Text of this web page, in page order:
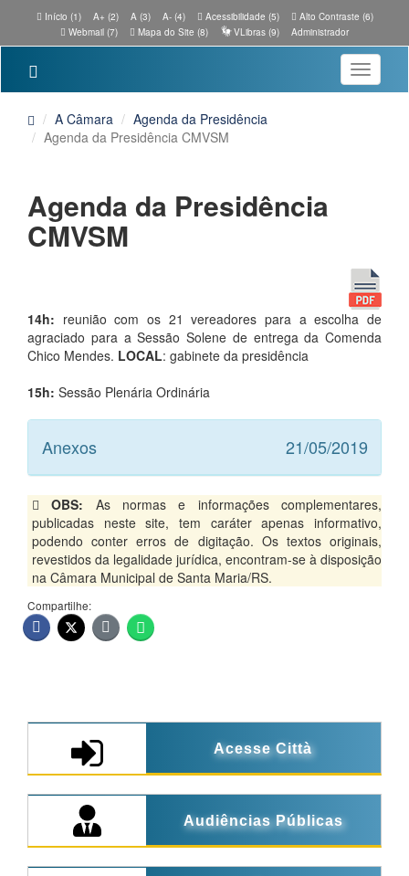
Início (1) A+ (2) A (3) A- (4) Acessibilidade (5)
Alto Contraste (6)
Webmail (7)
Mapa do Site (8) VLibras (9) Administrador
Toggle
A Câmara
Agenda da Presidência
Agenda da Presidência CMVSM
Agenda da Presidência
CMVSM
14h: reunião com os 21 vereadores para a escolha de
agraciado para a Sessão Solene de entrega da Comenda
Chico Mendes. LOCAL: gabinete da presidência
15h: Sessão Plenária Ordinária
Anexos 21/05/2019
OBS: As normas e informações complementares,
publicadas neste site, tem caráter apenas informativo,
podendo conter erros de digitação. Os textos originais,
revestidos da legalidade jurídica, encontram-se à disposição
na Câmara Municipal de Santa Maria/RS.
Compartilhe:
Acesse Città
Audiências Públicas